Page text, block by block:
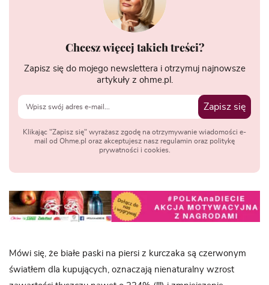
Chcesz więcej takich treści?
Zapisz się do mojego newslettera i otrzymuj najnowsze
artykuły z ohme.pl.
Zapisz się
Klikając "Zapisz się" wyrażasz zgodę na otrzymywanie wiadomości e-
mail od Ohme.pl oraz akceptujesz nasz regulamin oraz politykę
prywatności i cookies.
Mówi się, że białe paski na piersi z kurczaka są czerwonym
światłem dla kupujących, oznaczają nienaturalny wzrost